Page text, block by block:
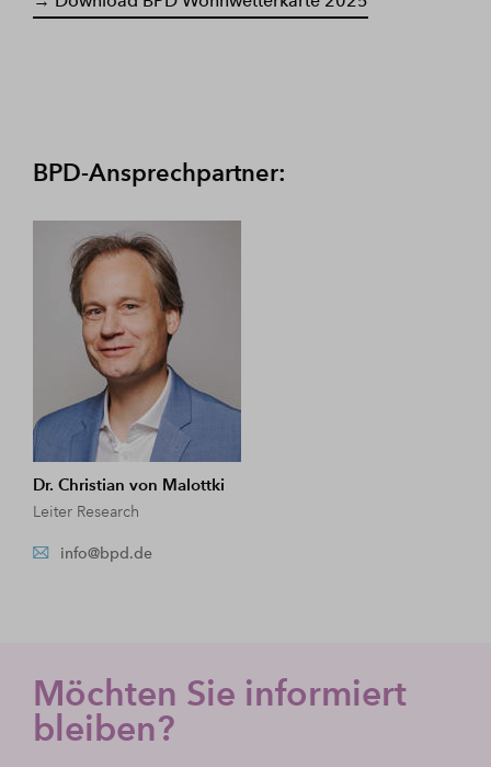
BPD-Ansprechpartner:
Dr. Christian von Malottki
Leiter Research
info@bpd.de
Möchten Sie informiert
bleiben?